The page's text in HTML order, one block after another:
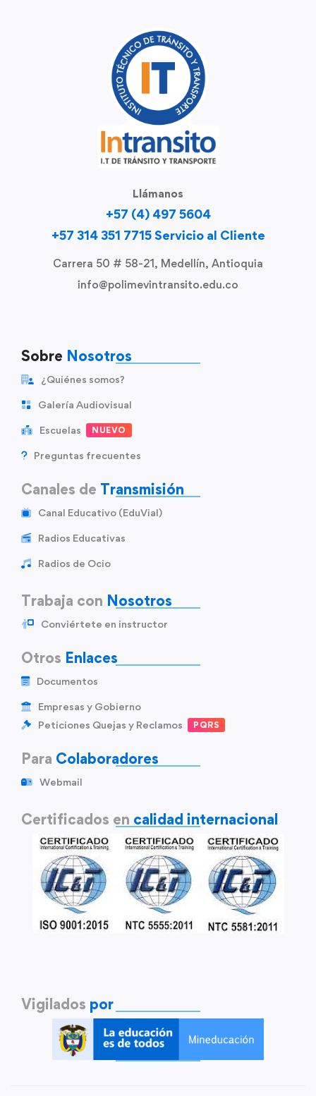
Llámanos
+57 (4) 497 5604
+57 314 351 7715 Servicio al Cliente
Carrera 50 # 58-21, Medellín, Antioquia
info@polimevintransito.edu.co
Sobre Nosotros
¿Quiénes somos?
Galería Audiovisual
Escuelas NUEVO
Preguntas frecuentes
Canales de Transmisión
Canal Educativo (EduVial)
Radios Educativas
Radios de Ocio
Trabaja con Nosotros
Conviértete en instructor
Otros Enlaces
Documentos
Empresas y Gobierno
Peticiones Quejas y Reclamos
PQRS
Para Colaboradores
Webmail
Certificados en calidad internacional
Vigilados por